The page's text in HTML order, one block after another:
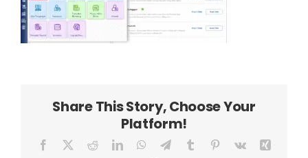
Share This Story, Choose Your
Platform!
Facebook RedditLinkedInWhatsApp
TelegramTumblr Pinterest
Vk